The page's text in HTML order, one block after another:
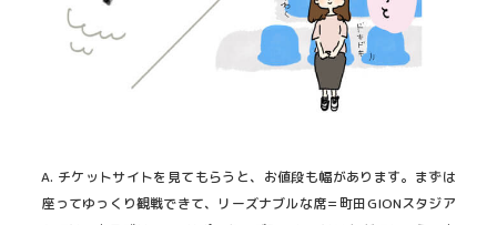
A. チケットサイトを見てもらうと、お値段も幅があります。まずは
座ってゆっくり観戦できて、リーズナブルな席＝町田GIONスタジア